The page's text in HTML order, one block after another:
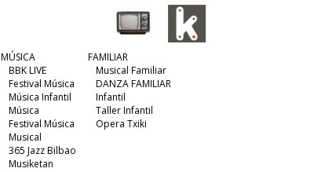
MÚSICA
BBK LIVE
Festival Música
Música Infantil
Música
Festival Música
Musical
365 Jazz Bilbao
Musiketan
FAMILIAR
Musical Familiar
DANZA FAMILIAR
Infantil
Taller Infantil
Opera Txiki